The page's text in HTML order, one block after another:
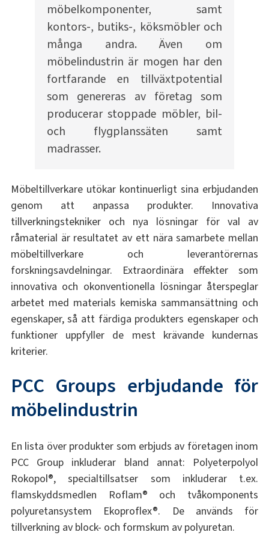
möbelkomponenter, samt
kontors-, butiks-, köksmöbler och
många andra. Även om
möbelindustrin är mogen har den
fortfarande en tillväxtpotential
som genereras av företag som
producerar stoppade möbler, bil-
och flygplanssäten samt
madrasser.
Möbeltillverkare utökar kontinuerligt sina erbjudanden
genom att anpassa produkter. Innovativa
tillverkningstekniker och nya lösningar för val av
råmaterial är resultatet av ett nära samarbete mellan
möbeltillverkare och leverantörernas
forskningsavdelningar. Extraordinära effekter som
innovativa och okonventionella lösningar återspeglar
arbetet med materials kemiska sammansättning och
egenskaper, så att färdiga produkters egenskaper och
funktioner uppfyller de mest krävande kundernas
kriterier.
PCC Groups erbjudande för
möbelindustrin
En lista över produkter som erbjuds av företagen inom
PCC Group inkluderar bland annat: Polyeterpolyol
Rokopol®, specialtillsatser som inkluderar t.ex.
flamskyddsmedlen Roflam® och tvåkomponents
polyuretansystem Ekoproflex®. De används för
tillverkning av block- och formskum av polyuretan.